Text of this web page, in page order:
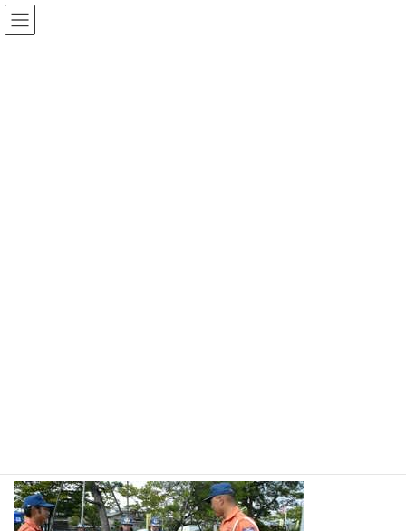
コ
ン
テ
ナ
ビ
ゲ
佐々木志津子 見附市議会議員【公式サイ
更
新
日
時